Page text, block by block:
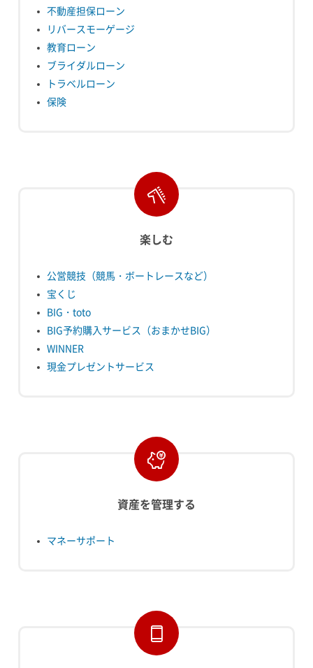
不動産担保ローン
リバースモーゲージ
教育ローン
ブライダルローン
トラベルローン
保険
楽しむ
公営競技（競馬・ボートレースなど）
宝くじ
BIG・toto
BIG予約購入サービス（おまかせBIG）
WINNER
現金プレゼントサービス
資産を管理する
マネーサポート